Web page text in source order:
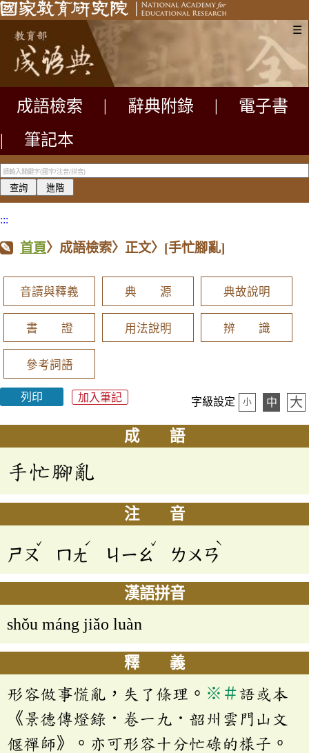
☰
成語檢索 辭典附錄
電子書
|
筆記本
:::
首頁〉成語檢索〉正文〉 [手忙腳亂]
音讀與釋義 典 源 典故說明
書 證 用法說明 辨 識
參考詞語
列印 加入筆記 字級設定 小 中 大
成 語
手忙腳亂
注 音
ㄕㄡ
ˇ
ㄇㄤ
ˊ
ㄐㄧㄠ
ˇ
ㄌㄨㄢ
ˋ
漢語拼音
shǒu máng jiǎo luàn
釋 義
形容做事慌亂，失了條理。 ※ ＃語或本
《景德傳燈錄．卷一九．韶州雲門山文
偃禪師》。亦可形容十分忙碌的樣子。